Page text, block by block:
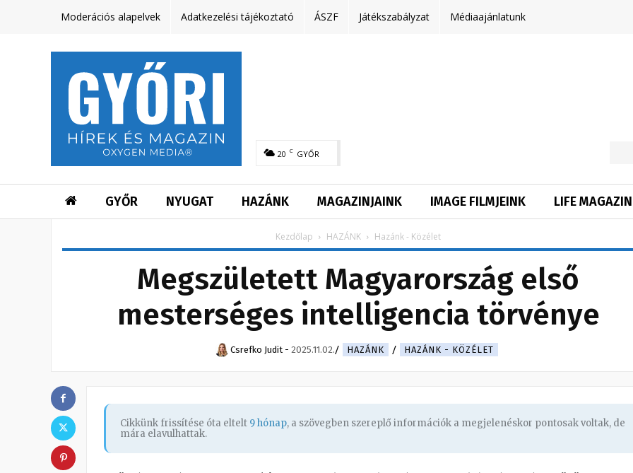
Moderációs alapelvek Adatkezelési tájékoztató ÁSZF Játékszabályzat Médiaajánlatunk
20 C GYŐR
GYŐR NYUGAT HAZÁNK MAGAZINJAINK IMAGE FILMJEINK LIFE MAGAZIN
Kezdőlap HAZÁNK Hazánk - Közélet
Megszületett Magyarország első
mesterséges intelligencia törvénye
Csrefko Judit - 2025.11.02. HAZÁNK HAZÁNK - KÖZÉLET
Cikkünk frissítése óta eltelt 9 hónap, a szövegben szereplő információk a megjelenéskor pontosak voltak, de
mára elavulhattak.